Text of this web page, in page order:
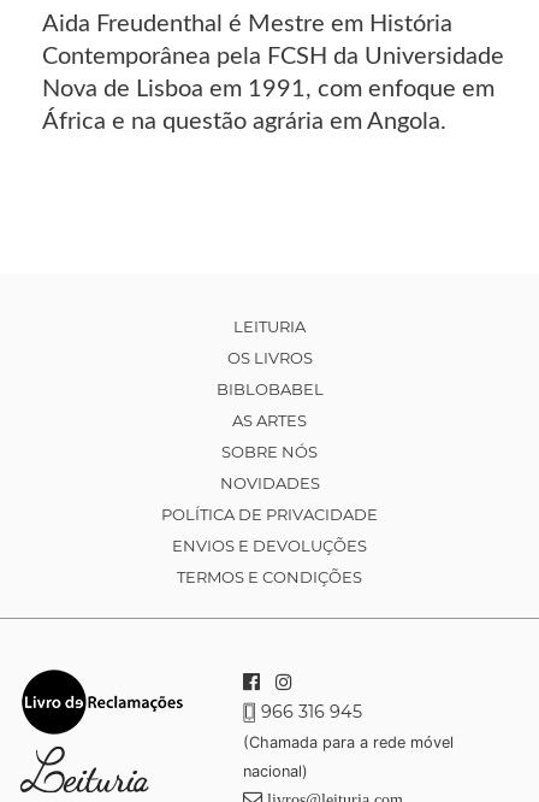
Aida Freudenthal é Mestre em História
Contemporânea pela FCSH da Universidade
Nova de Lisboa em 1991, com enfoque em
África e na questão agrária em Angola.
LEITURIA
OS LIVROS
BIBLOBABEL
AS ARTES
SOBRE NÓS
NOVIDADES
POLÍTICA DE PRIVACIDADE
ENVIOS E DEVOLUÇÕES
TERMOS E CONDIÇÕES
966 316 945
(Chamada para a rede móvel
nacional)